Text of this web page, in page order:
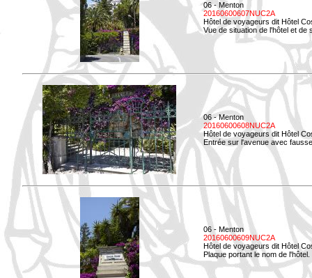
06 - Menton
20160600607NUC2A
Hôtel de voyageurs dit Hôtel
Vue de situation de l'hôtel et de
06 - Menton
20160600608NUC2A
Hôtel de voyageurs dit Hôtel
Entrée sur l'avenue avec
06 - Menton
20160600609NUC2A
Hôtel de voyageurs dit Hôtel
Plaque portant le nom de l'hôtel.